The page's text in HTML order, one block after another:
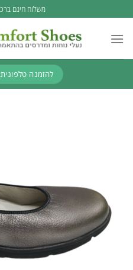
to
content
משלוח חינם
להזמנה טלפונית: 053-585-2227